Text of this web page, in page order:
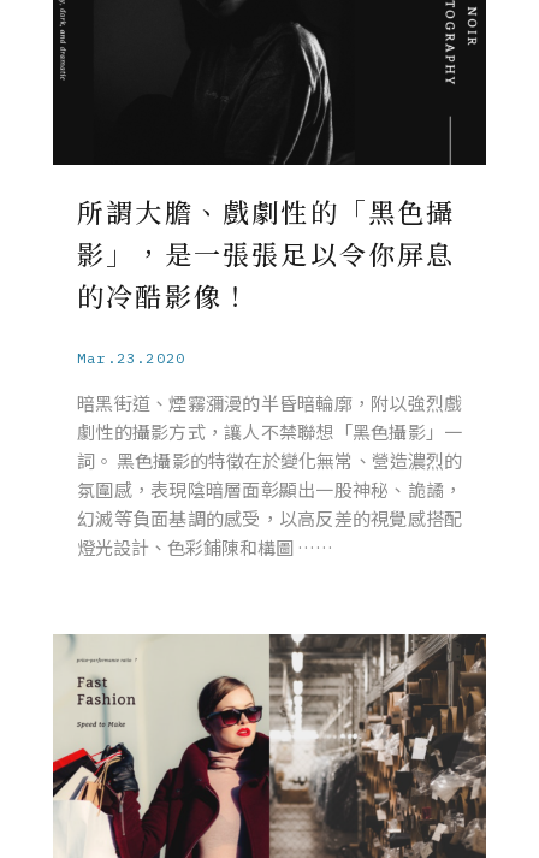
所謂大膽、戲劇性的「黑色攝
影」，是一張張足以令你屏息
的冷酷影像！
Mar.23.2020
暗黑街道、煙霧瀰漫的半昏暗輪廓，附以強烈戲
劇性的攝影方式，讓人不禁聯想「黑色攝影」一
詞。 黑色攝影的特徵在於變化無常、營造濃烈的
氛圍感，表現陰暗層面彰顯出一股神秘、詭譎，
幻滅等負面基調的感受，以高反差的視覺感搭配
燈光設計、色彩鋪陳和構圖 ……